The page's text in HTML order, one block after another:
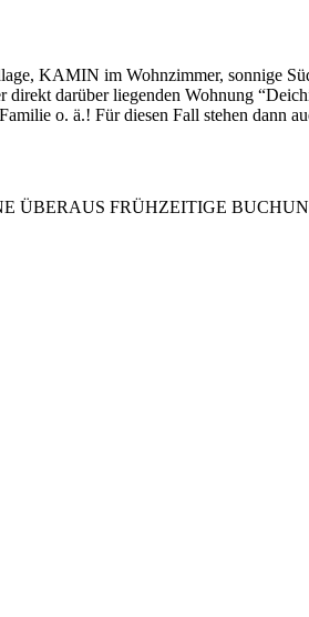
KAMIN im Wohnzimmer, sonnige
direkt darüber liegenden Wohnung
o. ä.! Für diesen Fall stehen dann
ÜBERAUS FRÜHZEITIGE